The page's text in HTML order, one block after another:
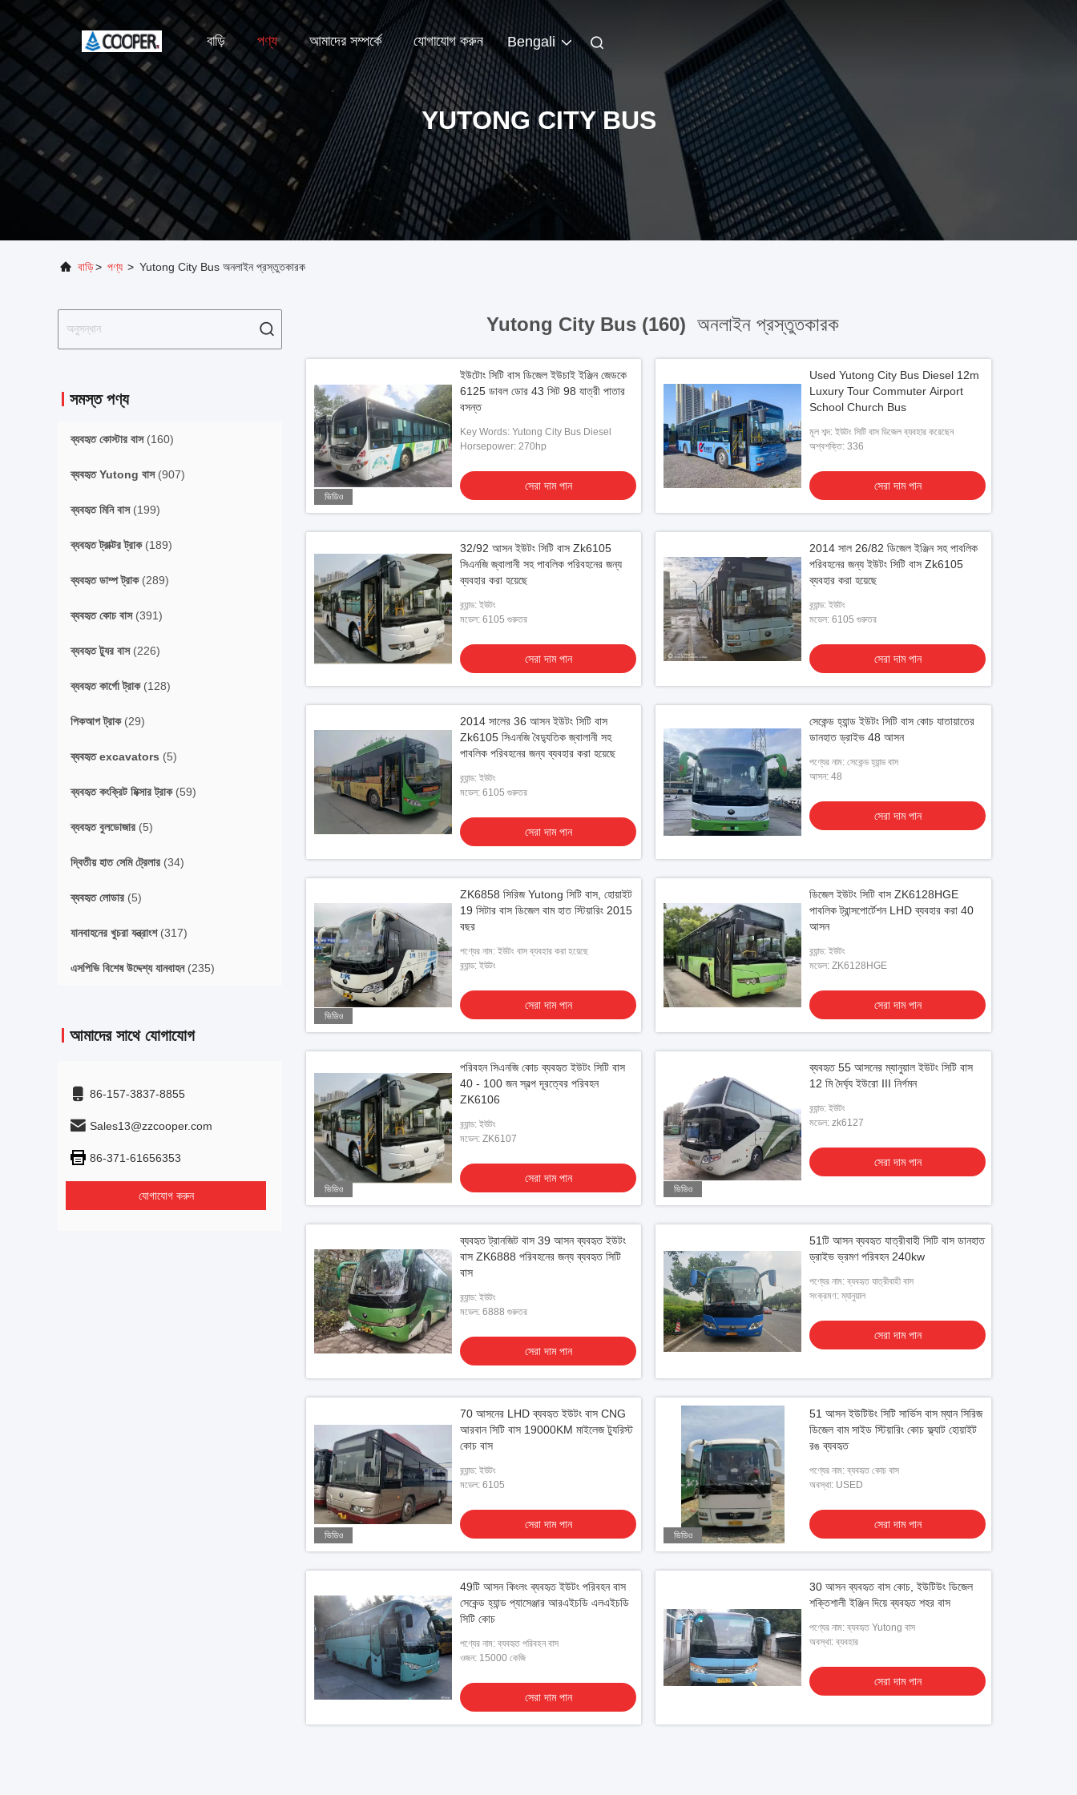
বাড়ি পণ্য আমাদের সম্পর্কে যোগাযোগ করুন Bengali
YUTONG CITY BUS
বাড়ি> পণ্য > Yutong City Bus অনলাইন প্রস্তুতকারক
সমস্ত পণ্য
ব্যবহৃত কোস্টার বাস(160)
ব্যবহৃত Yutong বাস(907)
ব্যবহৃত মিনি বাস(199)
ব্যবহৃত ট্রাক্টর ট্রাক(189)
ব্যবহৃত ডাম্প ট্রাক(289)
ব্যবহৃত কোচ বাস(391)
ব্যবহৃত ট্যুর বাস(226)
ব্যবহৃত কার্গো ট্রাক(128)
পিকআপ ট্রাক(29)
ব্যবহৃত excavators (5)
ব্যবহৃত কংক্রিট মিক্সার ট্রাক(59)
ব্যবহৃত বুলডোজার (5)
দ্বিতীয় হাত সেমি ট্রেলার (34)
ব্যবহৃত লোডার (5)
যানবাহনের খুচরা যন্ত্রাংশ(317)
এসপিভি বিশেষ উদ্দেশ্য যানবাহন(235)
আমাদের সাথে যোগাযোগ
86-157-3837-8855
Sales13@zzcooper.com
86-371-61656353
যোগাযোগ করুন
Yutong City Bus (160) অনলাইন প্রস্তুতকারক
ভিডিও
ইউটোং সিটি বাস ডিজেল ইউচাই ইঞ্জিন জেডকে
6125 ডাবল ডোর 43 সিট 98 যাত্রী পাতার
বসন্ত
Key Words: Yutong City Bus Diesel
Horsepower: 270hp
সেরা দাম পান
Used Yutong City Bus Diesel 12m
Luxury Tour Commuter Airport
School Church Bus
মূল শব্দ: ইউটং সিটি বাস ডিজেল ব্যবহার করেছেন
অশ্বশক্তি: 336
সেরা দাম পান
32/92 আসন ইউটং সিটি বাস Zk6105
সিএনজি জ্বালানী সহ পাবলিক পরিবহনের জন্য
ব্যবহার করা হয়েছে
ব্র্যান্ড: ইউটং
মডেল: 6105 গুরুতর
সেরা দাম পান
2014 সাল 26/82 ডিজেল ইঞ্জিন সহ পাবলিক
পরিবহনের জন্য ইউটং সিটি বাস Zk6105
ব্যবহার করা হয়েছে
ব্র্যান্ড: ইউটং
মডেল: 6105 গুরুতর
সেরা দাম পান
2014 সালের 36 আসন ইউটং সিটি বাস
Zk6105 সিএনজি বৈদ্যুতিক জ্বালানী সহ
পাবলিক পরিবহনের জন্য ব্যবহার করা হয়েছে
ব্র্যান্ড: ইউটং
মডেল: 6105 গুরুতর
সেরা দাম পান
সেকেন্ড হ্যান্ড ইউটং সিটি বাস কোচ যাতায়াতের
ডানহাত ড্রাইভ 48 আসন
পণ্যের নাম: সেকেন্ড হ্যান্ড বাস
আসন: 48
সেরা দাম পান
ভিডিও
ZK6858 সিরিজ Yutong সিটি বাস, হোয়াইট
19 সিটার বাস ডিজেল বাম হাত স্টিয়ারিং 2015
বছর
পণ্যের নাম: ইউটং বাস ব্যবহার করা হয়েছে
ব্র্যান্ড: ইউটং
সেরা দাম পান
ডিজেল ইউটং সিটি বাস ZK6128HGE
পাবলিক ট্রান্সপোর্টেশন LHD ব্যবহার করা 40
আসন
ব্র্যান্ড: ইউটং
মডেল: ZK6128HGE
সেরা দাম পান
ভিডিও
পরিবহন সিএনজি কোচ ব্যবহৃত ইউটং সিটি বাস
40 - 100 জন স্বল্প দূরত্বের পরিবহন
ZK6106
ব্র্যান্ড: ইউটং
মডেল: ZK6107
সেরা দাম পান
ভিডিও
ব্যবহৃত 55 আসনের ম্যানুয়াল ইউটং সিটি বাস
12 মি দৈর্ঘ্য ইউরো III নির্গমন
ব্র্যান্ড: ইউটং
মডেল: zk6127
সেরা দাম পান
ব্যবহৃত ট্রানজিট বাস 39 আসন ব্যবহৃত ইউটং
বাস ZK6888 পরিবহনের জন্য ব্যবহৃত সিটি
বাস
ব্র্যান্ড: ইউটং
মডেল: 6888 গুরুতর
সেরা দাম পান
51টি আসন ব্যবহৃত যাত্রীবাহী সিটি বাস ডানহাত
ড্রাইভ ভ্রমণ পরিবহন 240kw
পণ্যের নাম: ব্যবহৃত যাত্রীবাহী বাস
সংক্রমণ: ম্যানুয়াল
সেরা দাম পান
ভিডিও
70 আসনের LHD ব্যবহৃত ইউটং বাস CNG
আরবান সিটি বাস 19000KM মাইলেজ ট্যুরিস্ট
কোচ বাস
ব্র্যান্ড: ইউটং
মডেল: 6105
সেরা দাম পান
ভিডিও
51 আসন ইউটিউং সিটি সার্ভিস বাস ম্যান সিরিজ
ডিজেল বাম সাইড স্টিয়ারিং কোচ ফ্ল্যাট হোয়াইট
রঙ ব্যবহৃত
পণ্যের নাম: ব্যবহৃত কোচ বাস
অবস্থা: USED
সেরা দাম পান
49টি আসন কিংলং ব্যবহৃত ইউটং পরিবহন বাস
সেকেন্ড হ্যান্ড প্যাসেঞ্জার আরএইচডি এলএইচডি
সিটি কোচ
পণ্যের নাম: ব্যবহৃত পরিবহন বাস
ওজন: 15000 কেজি
সেরা দাম পান
30 আসন ব্যবহৃত বাস কোচ, ইউটিউং ডিজেল
শক্তিশালী ইঞ্জিন দিয়ে ব্যবহৃত শহর বাস
পণ্যের নাম: ব্যবহৃত Yutong বাস
অবস্থা: ব্যবহার
সেরা দাম পান